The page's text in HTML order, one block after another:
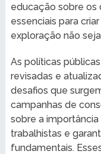
educação sobre os
essenciais para
exploração não
As políticas
revisadas e
desafios que
campanhas de
sobre a
trabalhistas e
fundamentais.